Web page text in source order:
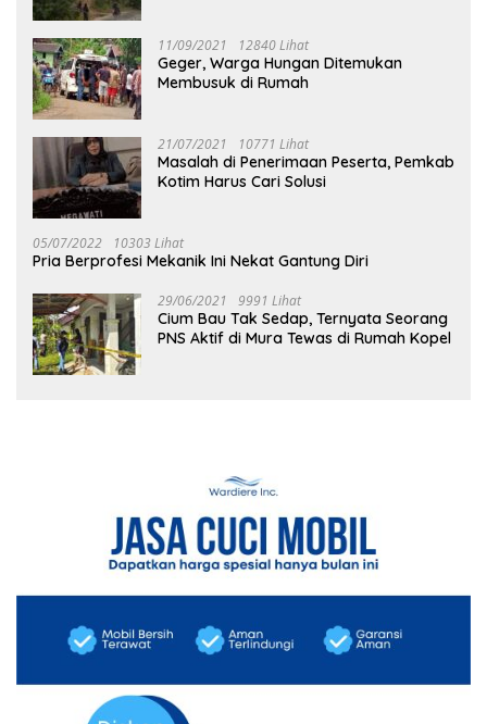
11/09/2021 12840 Lihat
Geger, Warga Hungan Ditemukan
Membusuk di Rumah
21/07/2021 10771 Lihat
Masalah di Penerimaan Peserta, Pemkab
Kotim Harus Cari Solusi
05/07/2022 10303 Lihat
Pria Berprofesi Mekanik Ini Nekat Gantung Diri
29/06/2021 9991 Lihat
Cium Bau Tak Sedap, Ternyata Seorang
PNS Aktif di Mura Tewas di Rumah Kopel